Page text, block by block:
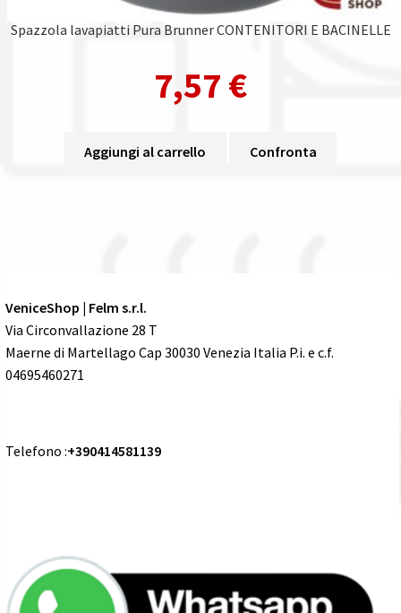
Spazzola lavapiatti Pura Brunner CONTENITORI E BACINELLE
7,57 €
Aggiungi al carrello Confronta
VeniceShop | Felm s.r.l.
Via Circonvallazione 28 T
Maerne di Martellago Cap 30030 Venezia Italia P.i. e c.f.
04695460271
Telefono :+390414581139